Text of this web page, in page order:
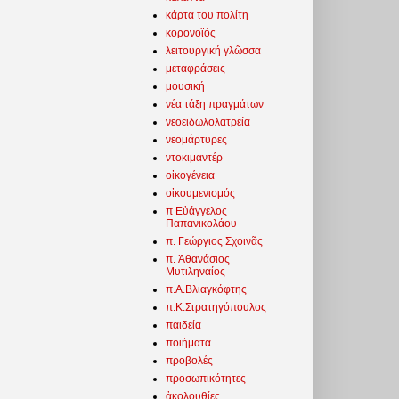
κάρτα του πολίτη
κορονοϊός
λειτουργική γλῶσσα
μεταφράσεις
μουσική
νέα τάξη πραγμάτων
νεοειδωλολατρεία
νεομάρτυρες
ντοκιμαντέρ
οἰκογένεια
οἰκουμενισμός
π Εὐάγγελος
Παπανικολάου
π. Γεώργιος Σχοινᾶς
π. Ἀθανάσιος
Μυτιληναίος
π.Α.Βλιαγκόφτης
π.Κ.Στρατηγόπουλος
παιδεία
ποιήματα
προβολές
προσωπικότητες
ἀκολουθίες